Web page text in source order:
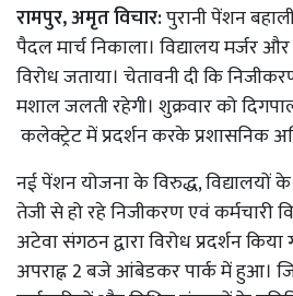
रामपुर, अमृत विचार:पुरानी पेंशन
पैदल मार्च निकाला। विद्यालय मर्जर
विरोध जताया। चेतावनी दी कि
मशाल जलती रहेगी। शुक्रवार को
कलेक्ट्रेट में प्रदर्शन करके प्रशासनिक
नई पेंशन योजना के विरुद्ध, विद्यालयों
तेजी से हो रहे निजीकरण एवं कर्मचारी
अटेवा संगठन द्वारा विरोध प्रदर्शन
अपराह्न 2 बजे आंबेडकर पार्क में हुआ।